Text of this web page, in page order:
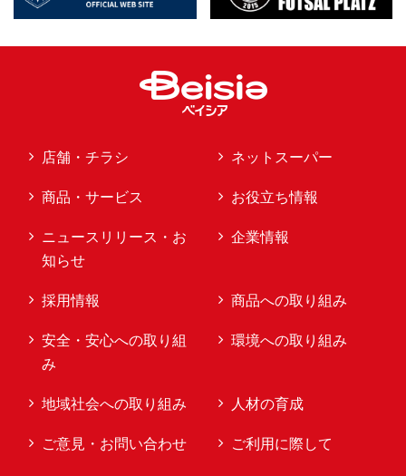
店舗・チラシ ネットスーパー
商品・サービス お役立ち情報
ニュースリリース・お
知らせ
企業情報
採用情報 商品への取り組み
安全・安心への取り組
み
環境への取り組み
地域社会への取り組み 人材の育成
ご意見・お問い合わせ ご利用に際して